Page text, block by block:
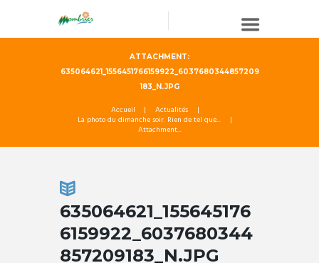
ATTACHMENT:
635064621_1556451766159922_6037680344857209
183_N.JPG
Accueil
Actualités
La photo du dimanche soir. Rien de tel que...
Attachment...
635064621_155645176
6159922_6037680344
857209183_N.JPG